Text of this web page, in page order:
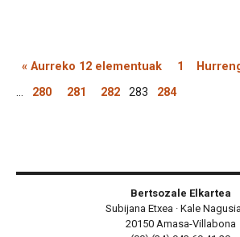
« Aurreko 12 elementuak
1
...
280 281 282 283 284
Bertsozale Elkartea
Subijana Etxea · Kale
20150 Amasa-Villabona